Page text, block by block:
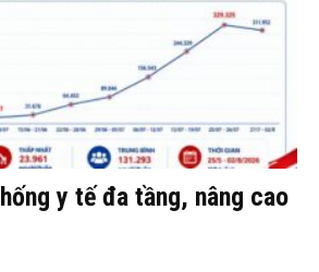
y tế đa tầng, nâng cao